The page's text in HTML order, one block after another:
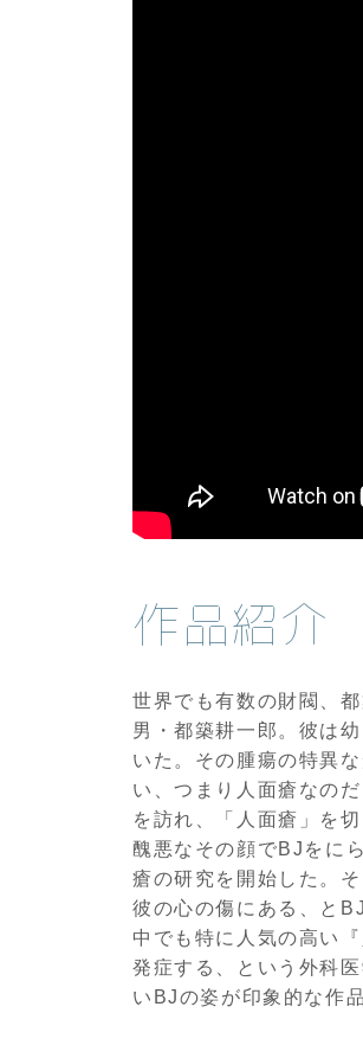
作品紹介
世界でも有数の財閥、
男・都築耕一郎。彼は
いた。その腫瘍の特異
い、つまり人面瘡なの
を訪れ、「人面瘡」を
醜悪なその顔でBJをに
瘡の研究を開始した。
彼の心の傷にある、と
中でも特に人気の高い
発症する、という外科
いBJの姿が印象的な作